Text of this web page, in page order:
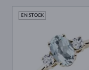
EN STOCK